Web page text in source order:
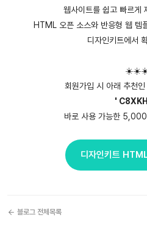
웹사이트를 쉽고 빠르게
HTML 오픈 소스와 반응형 웹 템
디자인키트에서
회원가입 시 아래 추천
'
바로 사용 가능한 5,000
디자인키트
블로그 전체목록